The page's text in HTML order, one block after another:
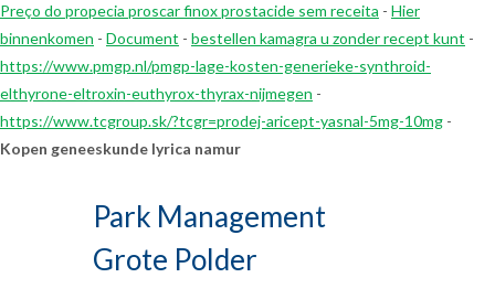
Preço do propecia proscar finox prostacide sem receita - Hier
binnenkomen - Document - bestellen kamagra u zonder recept kunt -
https://www.pmgp.nl/pmgp-lage-kosten-generieke-synthroid-
elthyrone-eltroxin-euthyrox-thyrax-nijmegen -
https://www.tcgroup.sk/?tcgr=prodej-aricept-yasnal-5mg-10mg -
Kopen geneeskunde lyrica namur
Park Management
Grote Polder